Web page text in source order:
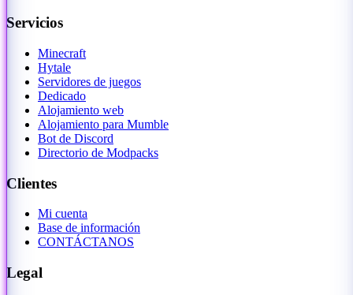
Servicios
Minecraft
Hytale
Servidores de juegos
Dedicado
Alojamiento web
Alojamiento para Mumble
Bot de Discord
Directorio de Modpacks
Clientes
Mi cuenta
Base de información
CONTÁCTANOS
Legal